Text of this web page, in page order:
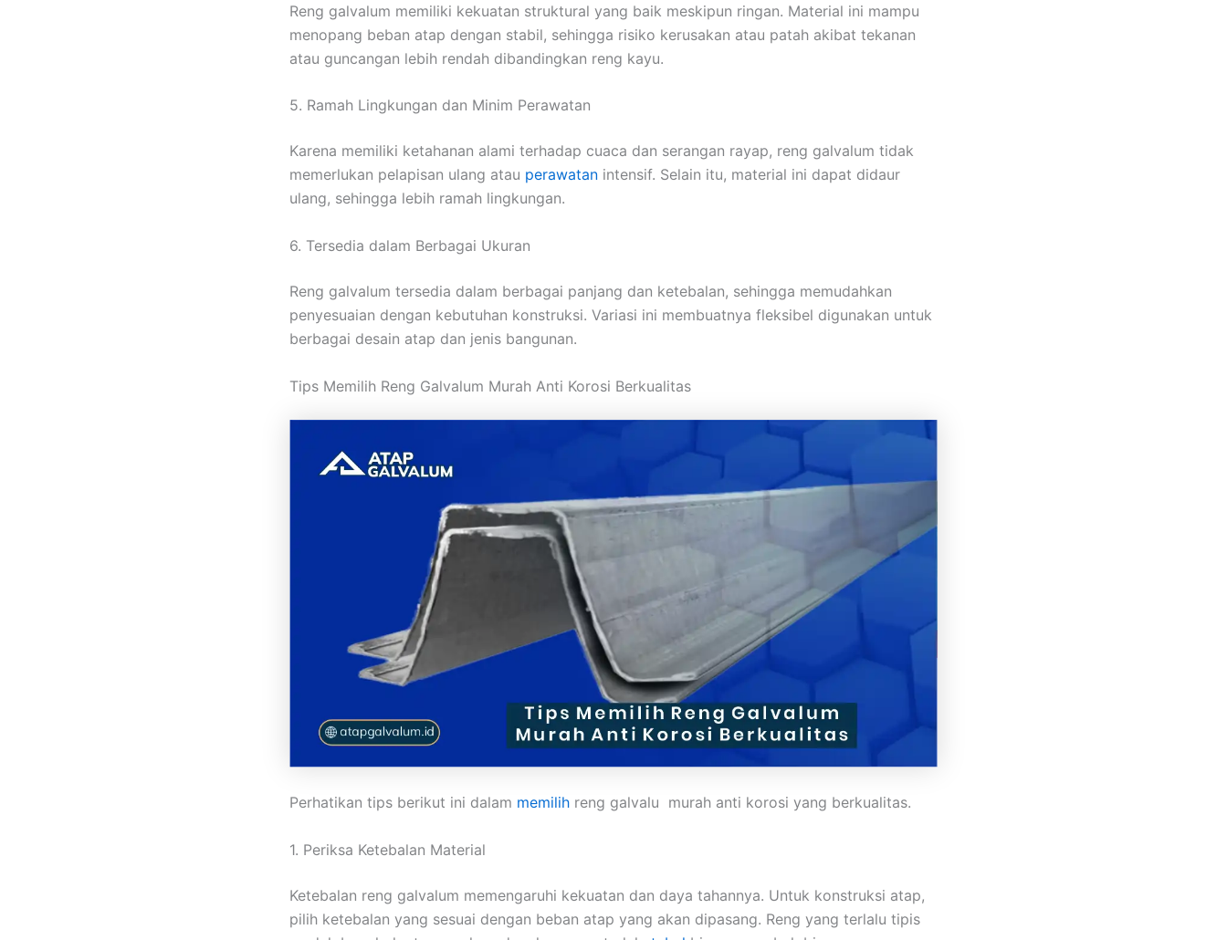
Reng galvalum memiliki kekuatan struktural yang baik meskipun ringan. Material ini mampu
menopang beban atap dengan stabil, sehingga risiko kerusakan atau patah akibat tekanan
atau guncangan lebih rendah dibandingkan reng kayu.
5. Ramah Lingkungan dan Minim Perawatan
Karena memiliki ketahanan alami terhadap cuaca dan serangan rayap, reng galvalum tidak
memerlukan pelapisan ulang atau perawatan intensif. Selain itu, material ini dapat didaur
ulang, sehingga lebih ramah lingkungan.
6. Tersedia dalam Berbagai Ukuran
Reng galvalum tersedia dalam berbagai panjang dan ketebalan, sehingga memudahkan
penyesuaian dengan kebutuhan konstruksi. Variasi ini membuatnya fleksibel digunakan untuk
berbagai desain atap dan jenis bangunan.
Tips Memilih Reng Galvalum Murah Anti Korosi Berkualitas
Perhatikan tips berikut ini dalam memilih reng galvalu murah anti korosi yang berkualitas.
1. Periksa Ketebalan Material
Ketebalan reng galvalum memengaruhi kekuatan dan daya tahannya. Untuk konstruksi atap,
pilih ketebalan yang sesuai dengan beban atap yang akan dipasang. Reng yang terlalu tipis